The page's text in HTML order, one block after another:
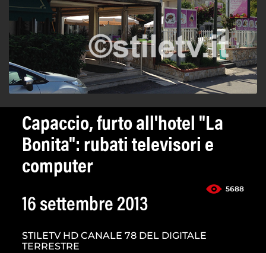
Capaccio, furto all'hotel "La
Bonita": rubati televisori e
computer
5688
16 settembre 2013
STILETV HD CANALE 78 DEL DIGITALE
TERRESTRE